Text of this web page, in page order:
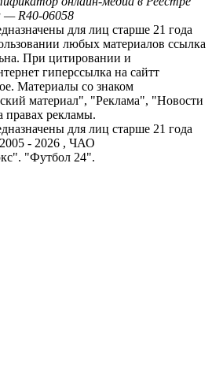
— R40-06058
для лиц старше 21 года
любых материалов ссылка
При цитировании и
гиперссылка на сайтт
Материалы со знаком
материал", "Реклама", "Новости
рекламы.
для лиц старше 21 года
- 2026 , ЧАО
"Футбол 24".